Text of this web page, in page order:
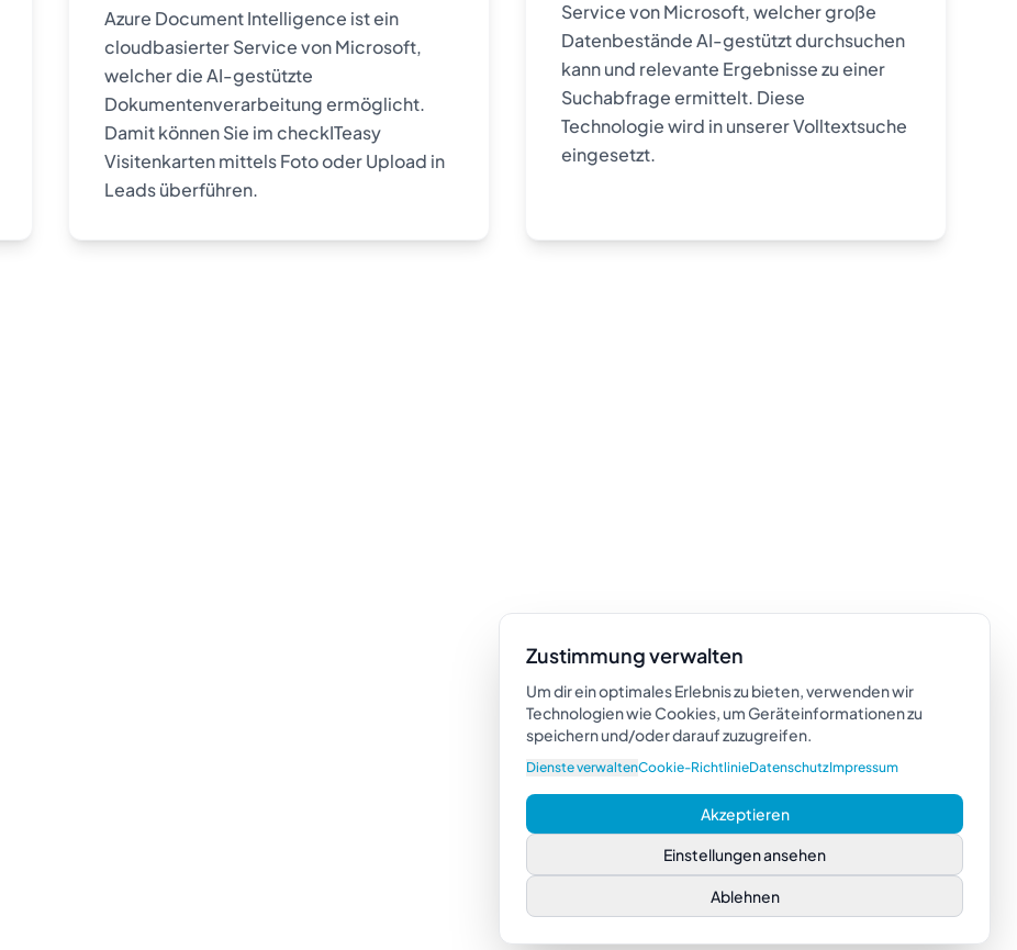
Azure Document Intelligence ist ein
cloudbasierter Service von Microsoft,
welcher die AI-gestützte
Dokumentenverarbeitung ermöglicht.
Damit können Sie im checkITeasy
Visitenkarten mittels Foto oder Upload in
Leads überführen.
Service von Microsoft, welcher große
Datenbestände AI-gestützt durchsuchen
kann und relevante Ergebnisse zu einer
Suchabfrage ermittelt. Diese
Technologie wird in unserer Volltextsuche
eingesetzt.
Zustimmung verwalten
Um dir ein optimales Erlebnis zu bieten, verwenden wir
Technologien wie Cookies, um Geräteinformationen zu
speichern und/oder darauf zuzugreifen.
Dienste verwaltenCookie-RichtlinieDatenschutzImpressum
Akzeptieren
Einstellungen ansehen
Ablehnen